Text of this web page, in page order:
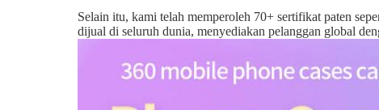
Selain itu, kami telah memperoleh 70+ sertifikat paten
dijual di seluruh dunia, menyediakan pelanggan global